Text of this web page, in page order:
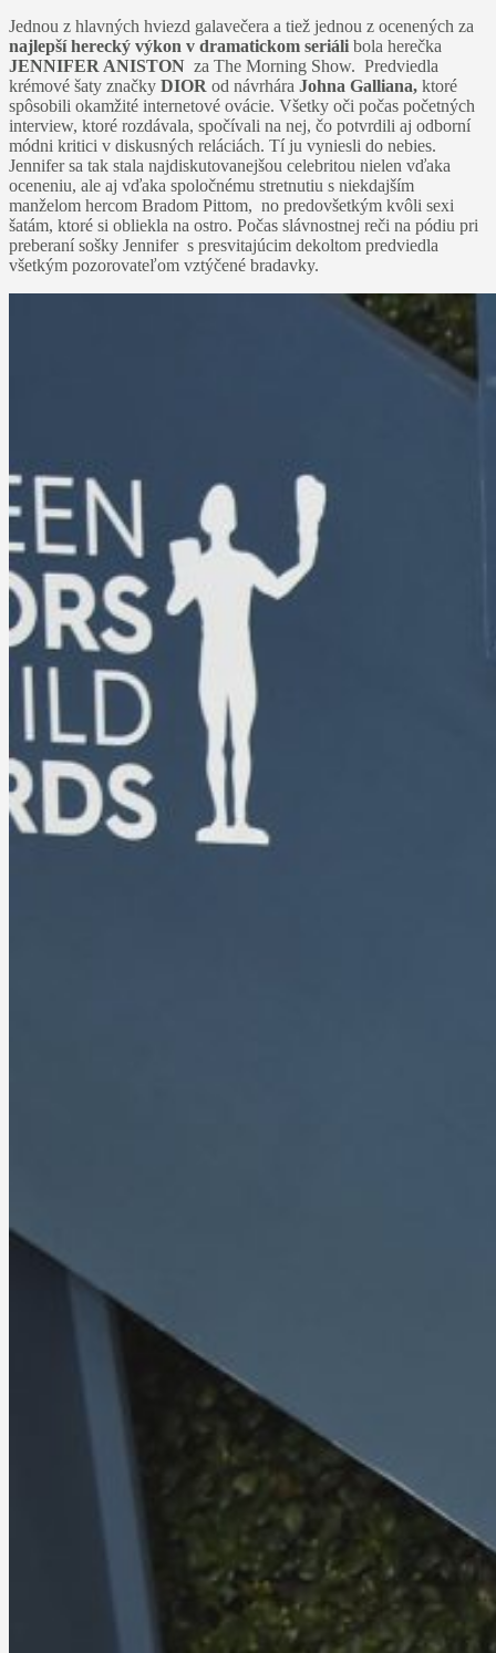
Jednou z hlavných hviezd galavečera a tiež jednou z ocenených za
najlepší herecký výkon v dramatickom seriáli bola herečka
JENNIFER ANISTON za The Morning Show. Predviedla
krémové šaty značky DIOR od návrhára Johna Galliana, ktoré
spôsobili okamžité internetové ovácie. Všetky oči počas početných
interview, ktoré rozdávala, spočívali na nej, čo potvrdili aj odborní
módni kritici v diskusných reláciách. Tí ju vyniesli do nebies.
Jennifer sa tak stala najdiskutovanejšou celebritou nielen vďaka
oceneniu, ale aj vďaka spoločnému stretnutiu s niekdajším
manželom hercom Bradom Pittom, no predovšetkým kvôli sexi
šatám, ktoré si obliekla na ostro. Počas slávnostnej reči na pódiu pri
preberaní sošky Jennifer s presvitajúcim dekoltom predviedla
všetkým pozorovateľom vztýčené bradavky.